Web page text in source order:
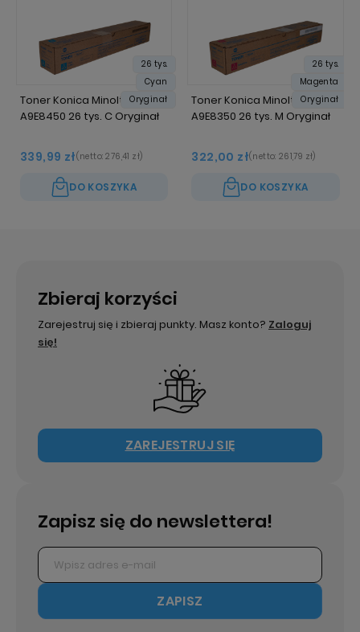
26 tys.
Cyan
Oryginał
Toner Konica Minolta TN-514
A9E8450 26 tys. C Oryginał
339,99 zł(netto: 276,41 zł)
DO KOSZYKA
26 tys.
Magenta
Oryginał
Toner Konica Minolta TN-514
A9E8350 26 tys. M Oryginał
322,00 zł(netto: 261,79 zł)
DO KOSZYKA
Zbieraj korzyści
Zarejestruj się i zbieraj punkty. Masz konto? Zaloguj
się!
ZAREJESTRUJ SIĘ
Zapisz się do newslettera!
ZAPISZ